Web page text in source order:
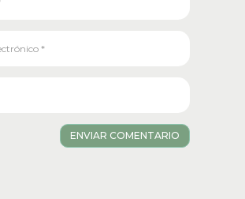
ENVIAR COMENTARIO